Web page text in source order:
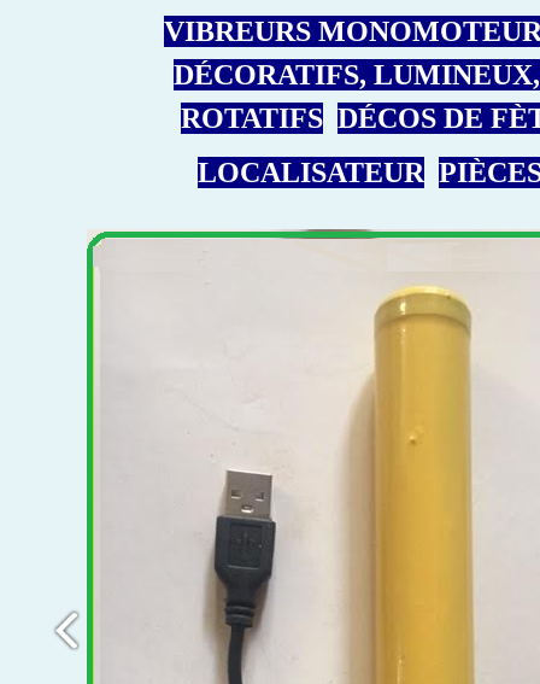
VIBREURS
DÉCORATIFS, LUMINEUX,
ROTATIFS DÉCOS DE
LOCALISATEUR